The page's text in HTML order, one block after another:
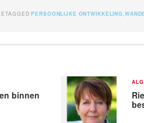
PERSOONLIJKE ONTWIKKELING
binnen